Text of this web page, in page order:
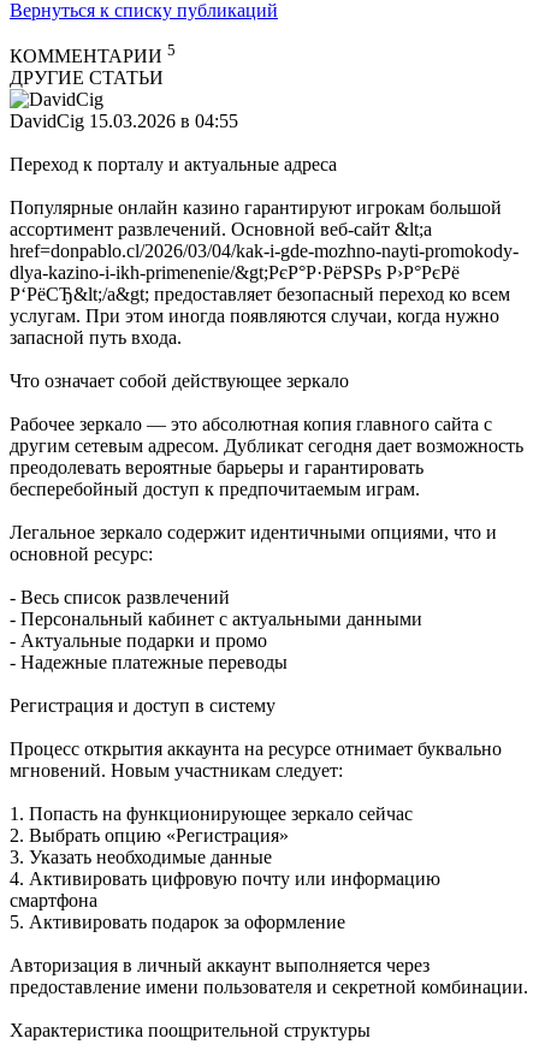
Вернуться к списку публикаций
КОММЕНТАРИИ 5
ДРУГИЕ СТАТЬИ
DavidCig 15.03.2026 в 04:55
Переход к порталу и актуальные адреса
Популярные онлайн казино гарантируют игрокам большой
ассортимент развлечений. Основной веб-сайт &lt;a
href=donpablo.cl/2026/03/04/kak-i-gde-mozhno-nayti-promokody-
dlya-kazino-i-ikh-primenenie/&gt;РєР°Р·РёРЅРѕ Р›Р°РєРё
Р‘РёСЂ&lt;/a&gt; предоставляет безопасный переход ко всем
услугам. При этом иногда появляются случаи, когда нужно
запасной путь входа.
Что означает собой действующее зеркало
Рабочее зеркало — это абсолютная копия главного сайта с
другим сетевым адресом. Дубликат сегодня дает возможность
преодолевать вероятные барьеры и гарантировать
бесперебойный доступ к предпочитаемым играм.
Легальное зеркало содержит идентичными опциями, что и
основной ресурс:
- Весь список развлечений
- Персональный кабинет с актуальными данными
- Актуальные подарки и промо
- Надежные платежные переводы
Регистрация и доступ в систему
Процесс открытия аккаунта на ресурсе отнимает буквально
мгновений. Новым участникам следует:
1. Попасть на функционирующее зеркало сейчас
2. Выбрать опцию «Регистрация»
3. Указать необходимые данные
4. Активировать цифровую почту или информацию
смартфона
5. Активировать подарок за оформление
Авторизация в личный аккаунт выполняется через
предоставление имени пользователя и секретной комбинации.
Характеристика поощрительной структуры